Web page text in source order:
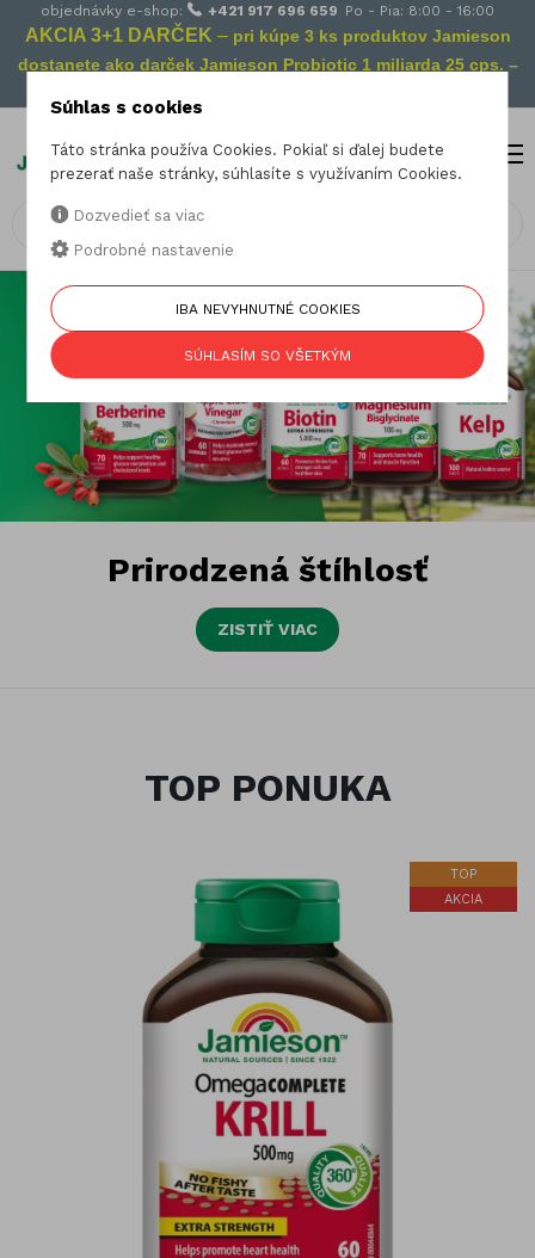
objednávky e-shop: +421 917 696 659 Po - Pia: 8:00 - 16:00
AKCIA 3+1 DARČEK – pri kúpe 3 ks produktov Jamieson
dostanete ako darček Jamieson Probiotic 1 miliarda 25 cps. –
0
Prirodzená štíhlosť
ZISTIŤ VIAC
TOP PONUKA
TOP
AKCIA
Súhlas s cookies
Táto stránka používa Cookies. Pokiaľ si ďalej budete
prezerať naše stránky, súhlasíte s využívaním Cookies.
Dozvedieť sa viac
Podrobné nastavenie
IBA NEVYHNUTNÉ COOKIES
SÚHLASÍM SO VŠETKÝM